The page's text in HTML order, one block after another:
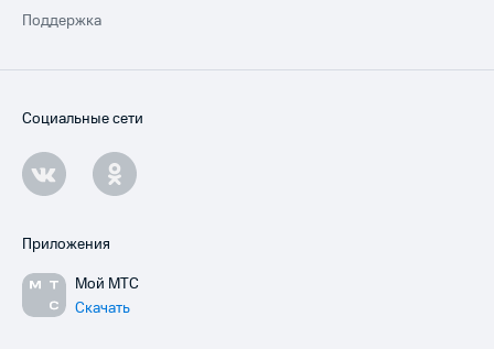
Поддержка
Социальные сети
Приложения
Мой МТС
Скачать